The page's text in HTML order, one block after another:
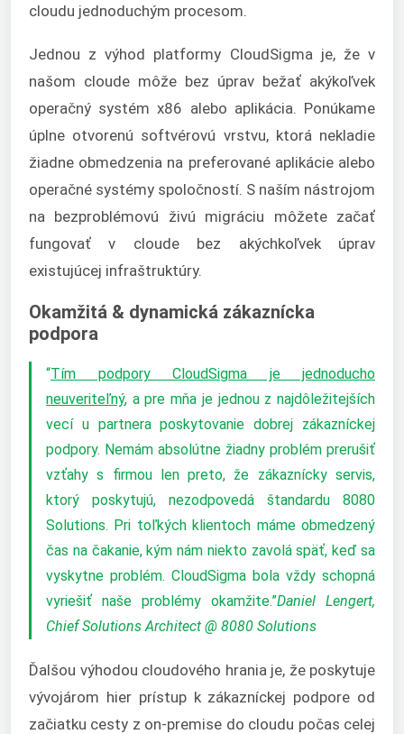
cloudu jednoduchým procesom.
Jednou z výhod platformy CloudSigma je, že v
našom cloude môže bez úprav bežať akýkoľvek
operačný systém x86 alebo aplikácia. Ponúkame
úplne otvorenú softvérovú vrstvu, ktorá nekladie
žiadne obmedzenia na preferované aplikácie alebo
operačné systémy spoločností. S naším nástrojom
na bezproblémovú živú migráciu môžete začať
fungovať v cloude bez akýchkoľvek úprav
existujúcej infraštruktúry.
Okamžitá & dynamická zákaznícka
podpora
“Tím podpory CloudSigma je jednoducho
neuveriteľný, a pre mňa je jednou z najdôležitejších
vecí u partnera poskytovanie dobrej zákazníckej
podpory. Nemám absolútne žiadny problém prerušiť
vzťahy s firmou len preto, že zákaznícky servis,
ktorý poskytujú, nezodpovedá štandardu 8080
Solutions. Pri toľkých klientoch máme obmedzený
čas na čakanie, kým nám niekto zavolá späť, keď sa
vyskytne problém. CloudSigma bola vždy schopná
vyriešiť naše problémy okamžite.”Daniel Lengert,
Chief Solutions Architect @ 8080 Solutions
Ďalšou výhodou cloudového hrania je, že poskytuje
vývojárom hier prístup k zákazníckej podpore od
začiatku cesty z on-premise do cloudu počas celej